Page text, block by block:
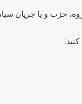
حزب و یا جریان